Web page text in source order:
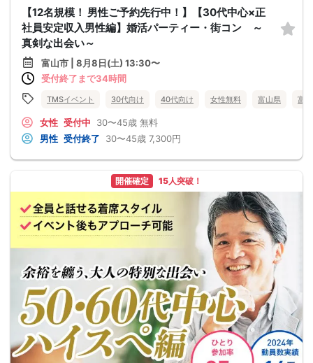
【12名規模！ 男性ご予約先行中！】【30代中心×正
社員安定収入男性編】婚活パーティー・街コン ～
真剣な出会い～
富山市 | 8月8日(土) 13:30〜
受付終了まで34時間
TMSイベント 30代向け 40代向け 女性無料 富山県 富
女性 受付中 30〜45歳 無料
男性 受付終了 30〜45歳 7,300円
開催確定 15人突破！